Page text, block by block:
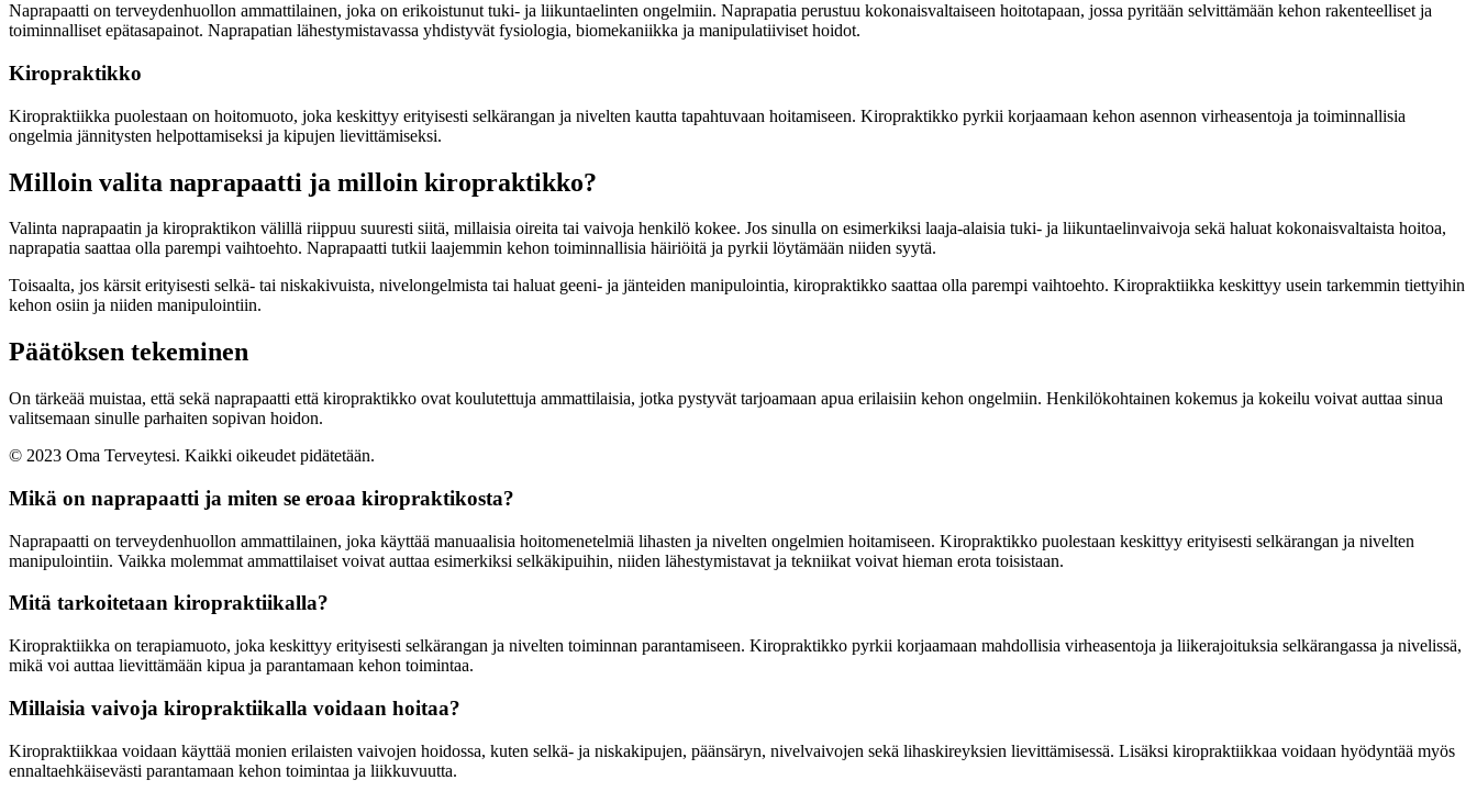
Naprapaatti on terveydenhuollon ammattilainen, joka on erikoistunut tuki- ja liikuntaelinten ongelmiin. Naprapatia perustuu kokonaisvaltaiseen hoitotapaan, jossa pyritään selvittämään kehon rakenteelliset ja
toiminnalliset epätasapainot. Naprapatian lähestymistavassa yhdistyvät fysiologia, biomekaniikka ja manipulatiiviset hoidot.
Kiropraktikko
Kiropraktiikka puolestaan on hoitomuoto, joka keskittyy erityisesti selkärangan ja nivelten kautta tapahtuvaan hoitamiseen. Kiropraktikko pyrkii korjaamaan kehon asennon virheasentoja ja toiminnallisia
ongelmia jännitysten helpottamiseksi ja kipujen lievittämiseksi.
Milloin valita naprapaatti ja milloin kiropraktikko?
Valinta naprapaatin ja kiropraktikon välillä riippuu suuresti siitä, millaisia oireita tai vaivoja henkilö kokee. Jos sinulla on esimerkiksi laaja-alaisia tuki- ja liikuntaelinvaivoja sekä haluat kokonaisvaltaista hoitoa,
naprapatia saattaa olla parempi vaihtoehto. Naprapaatti tutkii laajemmin kehon toiminnallisia häiriöitä ja pyrkii löytämään niiden syytä.
Toisaalta, jos kärsit erityisesti selkä- tai niskakivuista, nivelongelmista tai haluat geeni- ja jänteiden manipulointia, kiropraktikko saattaa olla parempi vaihtoehto. Kiropraktiikka keskittyy usein tarkemmin tiettyihin
kehon osiin ja niiden manipulointiin.
Päätöksen tekeminen
On tärkeää muistaa, että sekä naprapaatti että kiropraktikko ovat koulutettuja ammattilaisia, jotka pystyvät tarjoamaan apua erilaisiin kehon ongelmiin. Henkilökohtainen kokemus ja kokeilu voivat auttaa sinua
valitsemaan sinulle parhaiten sopivan hoidon.
© 2023 Oma Terveytesi. Kaikki oikeudet pidätetään.
Mikä on naprapaatti ja miten se eroaa kiropraktikosta?
Naprapaatti on terveydenhuollon ammattilainen, joka käyttää manuaalisia hoitomenetelmiä lihasten ja nivelten ongelmien hoitamiseen. Kiropraktikko puolestaan keskittyy erityisesti selkärangan ja nivelten
manipulointiin. Vaikka molemmat ammattilaiset voivat auttaa esimerkiksi selkäkipuihin, niiden lähestymistavat ja tekniikat voivat hieman erota toisistaan.
Mitä tarkoitetaan kiropraktiikalla?
Kiropraktiikka on terapiamuoto, joka keskittyy erityisesti selkärangan ja nivelten toiminnan parantamiseen. Kiropraktikko pyrkii korjaamaan mahdollisia virheasentoja ja liikerajoituksia selkärangassa ja nivelissä,
mikä voi auttaa lievittämään kipua ja parantamaan kehon toimintaa.
Millaisia vaivoja kiropraktiikalla voidaan hoitaa?
Kiropraktiikkaa voidaan käyttää monien erilaisten vaivojen hoidossa, kuten selkä- ja niskakipujen, päänsäryn, nivelvaivojen sekä lihaskireyksien lievittämisessä. Lisäksi kiropraktiikkaa voidaan hyödyntää myös
ennaltaehkäisevästi parantamaan kehon toimintaa ja liikkuvuutta.